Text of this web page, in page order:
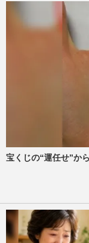
宝くじの“運任せ”か